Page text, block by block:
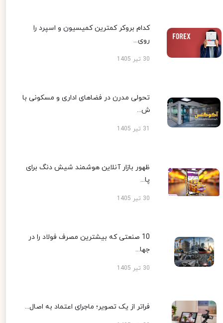
کدام بروکر کمترین کمیسیون و اسپرد را
روی...
30 تیر 1405
تحولی مدرن در فضاهای اداری و مسکونی با
ش...
ظهور بازار آنلاین هوشمند شیش دنگ برای
پا...
30 تیر 1405
10 صنعتی که بیشترین مصرف فولاد را در
جها...
30 تیر 1405
فراتر از یک تصویر؛ ماجرای اعتماد به اصال...